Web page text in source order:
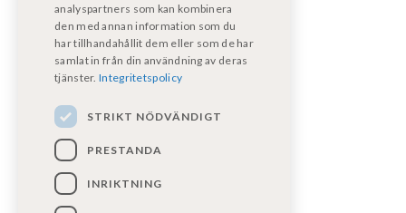
Våra certifikat
analyspartners som kan kombinera
den med annan information som du
har tillhandahållit dem eller som de har
samlat in från din användning av deras
tjänster. Integritetspolicy
STRIKT NÖDVÄNDIGT
PRESTANDA
INRIKTNING